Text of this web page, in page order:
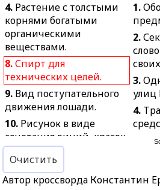
4. Растение с толстыми
корнями богатыми
органическими
веществами.
8.Спирт для
технических целей.
9. Вид поступательного
движения лошади.
10. Рисунок в виде
сочетания линий, красок,
теней.
11.Колёсный
безрессорный экипаж.
1.
2.
3.
улиц
4.
Очистить
Автор кроссворда Константин